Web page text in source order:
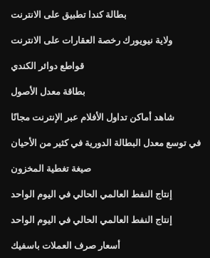
بطالة كندا تطبيق على الانترنت
ولاية نيويورك رخصة العقارات على الانترنت
قواطع دوائر الكندي
بطاقة معدل الأصول
شاهد أماكن تداول الأفلام عبر الإنترنت مجانًا
في توسع معدل البطالة الدورية في كثير من الأحيان
صيغة تغطية المخزون
إنتاج النفط العالمي الحالي في اليوم الواحد
إنتاج النفط العالمي الحالي في اليوم الواحد
أسعار صرف العملات باسفيك